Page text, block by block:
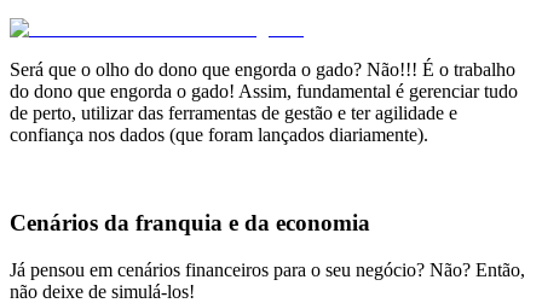
Será que o olho do dono que engorda o gado? Não!!! É o trabalho
do dono que engorda o gado! Assim, fundamental é gerenciar tudo
de perto, utilizar das ferramentas de gestão e ter agilidade e
confiança nos dados (que foram lançados diariamente).
Cenários da franquia e da economia
Já pensou em cenários financeiros para o seu negócio? Não? Então,
não deixe de simulá-los!